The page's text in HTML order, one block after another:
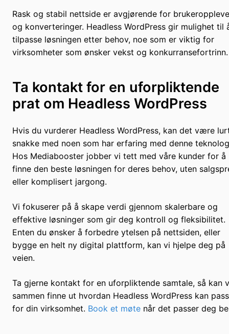
Rask og stabil nettside er avgjørende for
og konverteringer. Headless WordPress gir mulighet til
tilpasse løsningen etter behov, noe som er viktig for
virksomheter som ønsker vekst og konkurransefortrinn.
Ta kontakt for en uforpliktende
prat om Headless WordPress
Hvis du vurderer Headless WordPress, kan det være
snakke med noen som har erfaring med denne
Hos Mediabooster jobber vi tett med våre kunder for å
finne den beste løsningen for deres behov, uten
eller komplisert jargong.
Vi fokuserer på å skape verdi gjennom skalerbare og
effektive løsninger som gir deg kontroll og fleksibilitet.
Enten du ønsker å forbedre ytelsen på nettsiden, eller
bygge en helt ny digital plattform, kan vi hjelpe deg på
veien.
Ta gjerne kontakt for en uforpliktende samtale, så kan
sammen finne ut hvordan Headless WordPress kan
for din virksomhet. Book et møte når det passer deg